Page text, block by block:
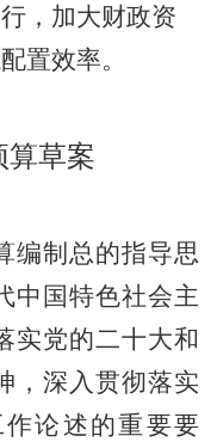
， 加大财政资
置效率。
算草案
编制总的指导思
中国特色社会主
实党的二十大和
， 深入贯彻落实
论述的重要要